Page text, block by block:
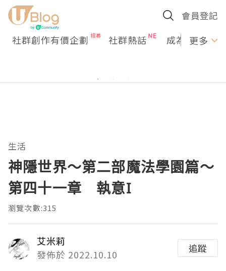
會員登記
社群創作有價企劃 社群熱話 成為U更多
生活
神隱世界～第二部魔法學園篇～
第四十一章 執意I
瀏覽次數:315
艾米莉
發佈於 2022.10.10
追蹤